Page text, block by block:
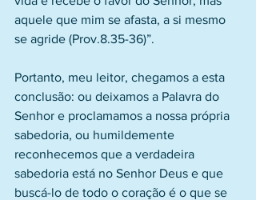
aquele que mim se afasta, a si mesmo
se agride (Prov.8.35-36)”.
Portanto, meu leitor, chegamos a esta
conclusão: ou deixamos a Palavra do
Senhor e proclamamos a nossa própria
sabedoria, ou humildemente
reconhecemos que a verdadeira
sabedoria está no Senhor Deus e que
buscá-lo de todo o coração é o que se